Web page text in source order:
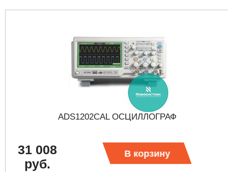
ADS1202CAL ОСЦИЛЛОГРАФ
31 008
руб.
В корзину